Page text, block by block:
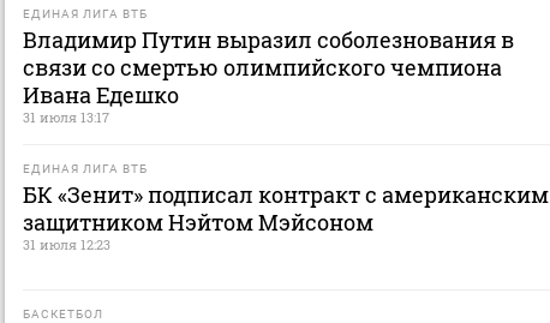
ЕДИНАЯ ЛИГА ВТБ
Владимир Путин выразил соболезнования в
связи со смертью олимпийского чемпиона
Ивана Едешко
31 июля 13:17
ЕДИНАЯ ЛИГА ВТБ
БК «Зенит» подписал контракт с американским
защитником Нэйтом Мэйсоном
31 июля 12:23
БАСКЕТБОЛ